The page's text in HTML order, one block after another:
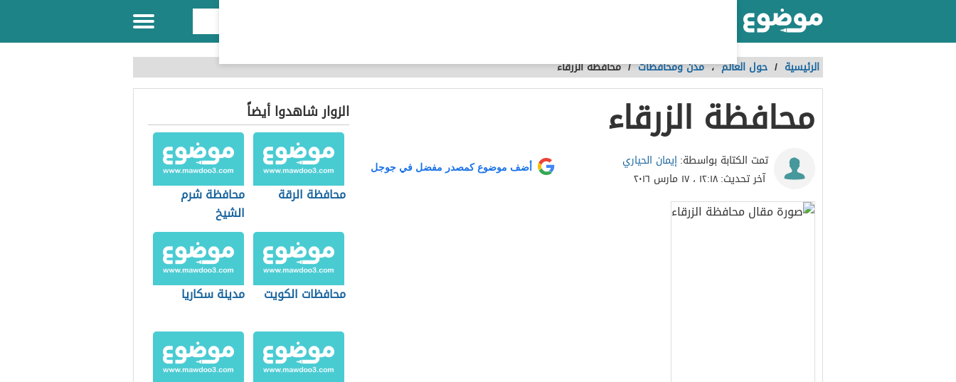
الرئيسية / حول العالم،مدن ومحافظات /محافظة الزرقاء
محافظة الزرقاء
تمت الكتابة بواسطة:إيمان الحياري
آخر تحديث:١٢:١٨ ، ١٧ مارس ٢٠١٦
أضف موضوع كمصدر مفضل في جوجل
الزوار شاهدوا أيضاً
محافظة الرقة
محافظة شرم
الشيخ
محافظات الكويت مدينة سكاريا